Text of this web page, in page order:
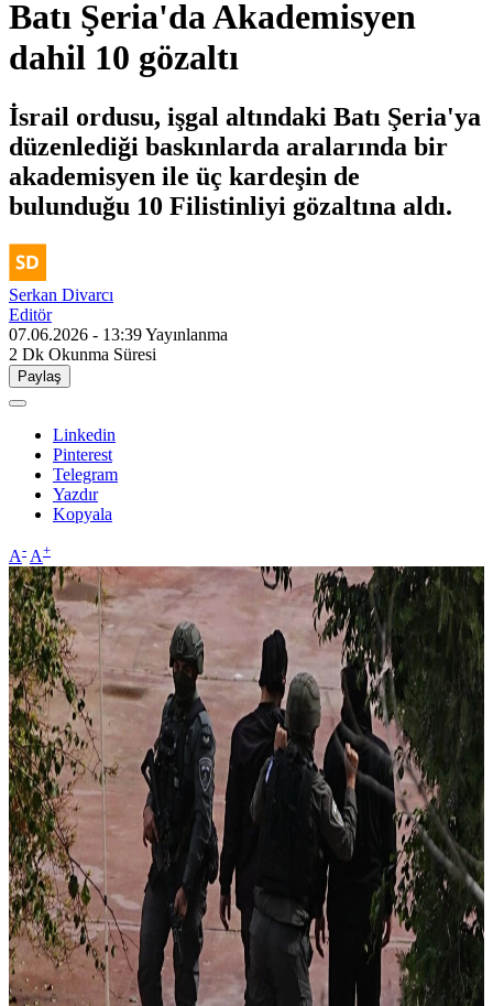
Batı Şeria'da Akademisyen
dahil 10 gözaltı
İsrail ordusu, işgal altındaki Batı Şeria'ya
düzenlediği baskınlarda aralarında bir
akademisyen ile üç kardeşin de
bulunduğu 10 Filistinliyi gözaltına aldı.
Serkan Divarcı
Editör
07.06.2026 - 13:39Yayınlanma
2 Dk Okunma Süresi
Paylaş
Linkedin
Pinterest
Telegram
Yazdır
Kopyala
A- A+